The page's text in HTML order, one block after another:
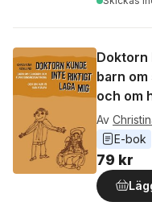
Doktorn
barn
och om
Av
E-bok
79 kr